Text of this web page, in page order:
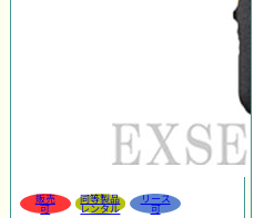
販売
可
同等製品
レンタル
リース
可